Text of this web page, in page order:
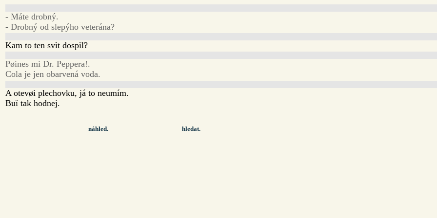
- Máte drobný.
- Drobný od slepýho veterána?
Kam to ten svìt dospìl?
Pøines mi Dr. Peppera!.
Cola je jen obarvená voda.
A otevøi plechovku, já to neumím.
Buï tak hodnej.
náhled. hledat.